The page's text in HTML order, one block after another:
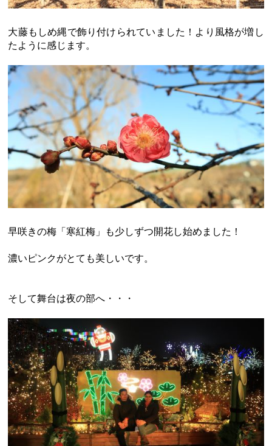
大藤もしめ縄で飾り付けられていました！より風格が増し
たように感じます。
早咲きの梅「寒紅梅」も少しずつ開花し始めました！
濃いピンクがとても美しいです。
そして舞台は夜の部へ・・・